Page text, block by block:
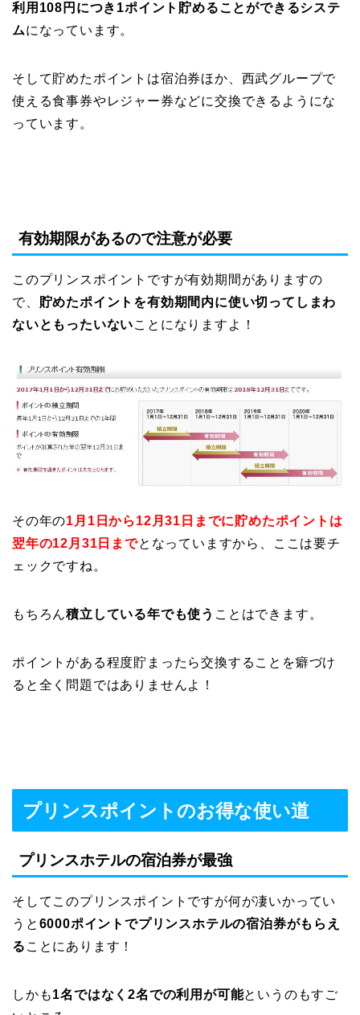
利用108円につき1ポイント貯めることができるシステ
ムになっています。
そして貯めたポイントは宿泊券ほか、西武グループで
使える食事券やレジャー券などに交換できるようにな
っています。
有効期限があるので注意が必要
このプリンスポイントですが有効期間がありますの
で、 貯めたポイントを有効期間内に使い切ってしまわ
ないともったいないことになりますよ！
その年の1月1日から12月31日までに貯めたポイントは
翌年の12月31日までとなっていますから、ここは要チ
ェックですね。
もちろん積立している年でも使う ことはできます。
ポイントがある程度貯まったら交換することを癖づけ
ると全く問題ではありませんよ！
プリンスポイントのお得な使い道
プリンスホテルの宿泊券が最強
そしてこのプリンスポイントですが何が凄いかってい
うと 6000ポイントでプリンスホテルの宿泊券がもらえ
る ことにあります！
しかも1名ではなく2名での利用が可能というのもすご